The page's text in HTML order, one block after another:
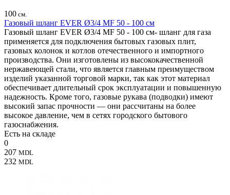
100 см.
Газовый шланг EVER Ø3/4 MF 50 - 100 см
Газовый шланг EVER Ø3/4 MF 50 - 100 см- шланг для газа
применяется для подключения бытовых газовых плит,
газовых колонок и котлов отечественного и импортного
производства. Они изготовлены из высококачественной
нержавеющей стали, что является главным преимуществом
изделий указанной торговой марки, так как этот материал
обеспечивает длительный срок эксплуатации и повышенную
надежность. Кроме того, газовые рукава (подводки) имеют
высокий запас прочности — они рассчитаны на более
высокое давление, чем в сетях городского бытового
газоснабжения.
Есть на складе
0
207 MDL
232 MDL